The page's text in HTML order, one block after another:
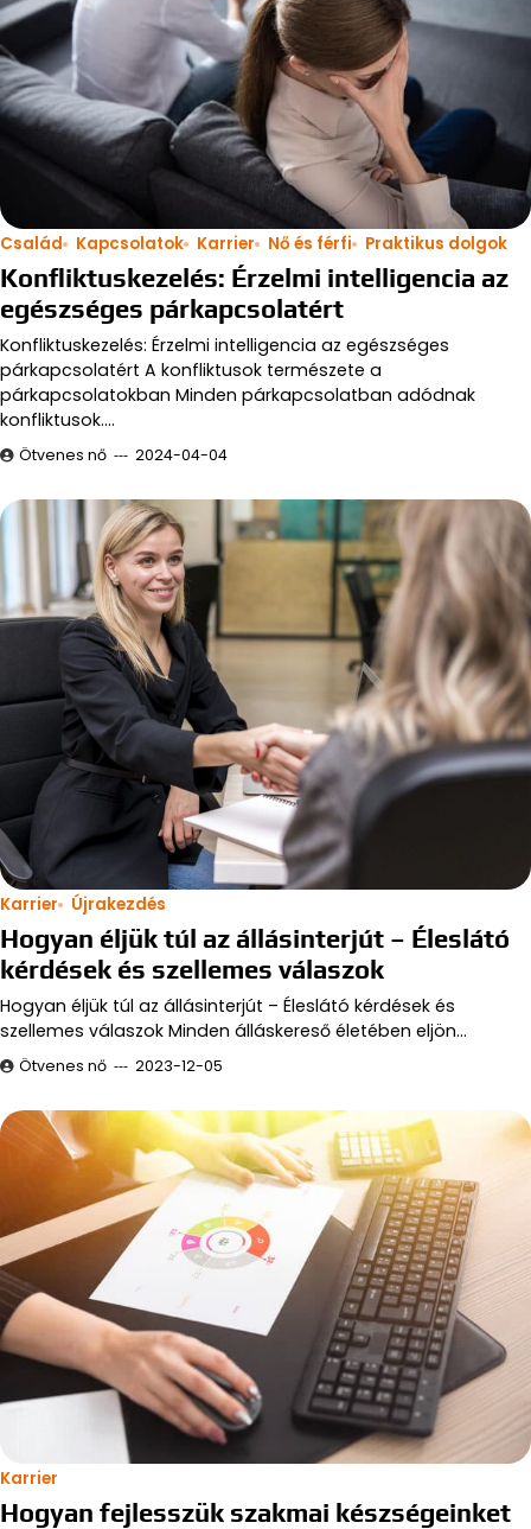
Család Kapcsolatok Karrier Nő és férfi Praktikus dolgok
Konfliktuskezelés: Érzelmi intelligencia az
egészséges párkapcsolatért
Konfliktuskezelés: Érzelmi intelligencia az egészséges
párkapcsolatért A konfliktusok természete a
párkapcsolatokban Minden párkapcsolatban adódnak
konfliktusok.…
Ötvenes nő 2024-04-04
Karrier Újrakezdés
Hogyan éljük túl az állásinterjút – Éleslátó
kérdések és szellemes válaszok
Hogyan éljük túl az állásinterjút – Éleslátó kérdések és
szellemes válaszok Minden álláskereső életében eljön…
Ötvenes nő 2023-12-05
Karrier
Hogyan fejlesszük szakmai készségeinket